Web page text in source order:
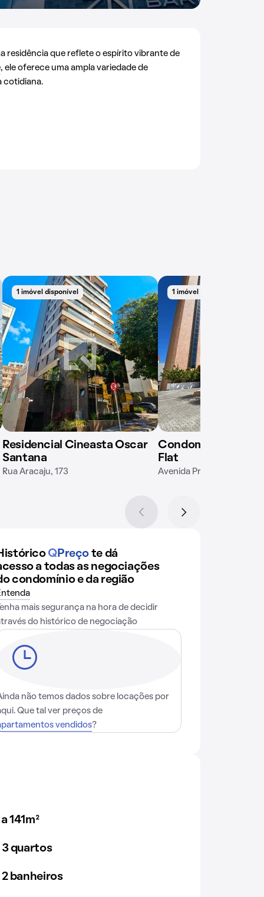
residência que reflete o espírito vibrante de
, ele oferece uma ampla variedade de
cotidiana.
1 imóvel disponível
Residencial Cineasta Oscar
Santana
Rua Aracaju, 173
1 imóvel disponível
Condomínio Barra
Flat
Avenida Princesa Isabel,
QPreço te dá
a todas as negociações
condomínio e da região
Tenha mais segurança na hora de decidir
do histórico de negociação
não temos dados sobre locações por
Que tal ver preços de
vendidos?
141m²
3 quartos
banheiros